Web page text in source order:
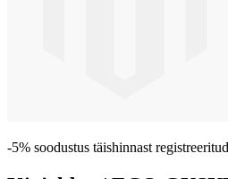
-5% soodustus täishinnast